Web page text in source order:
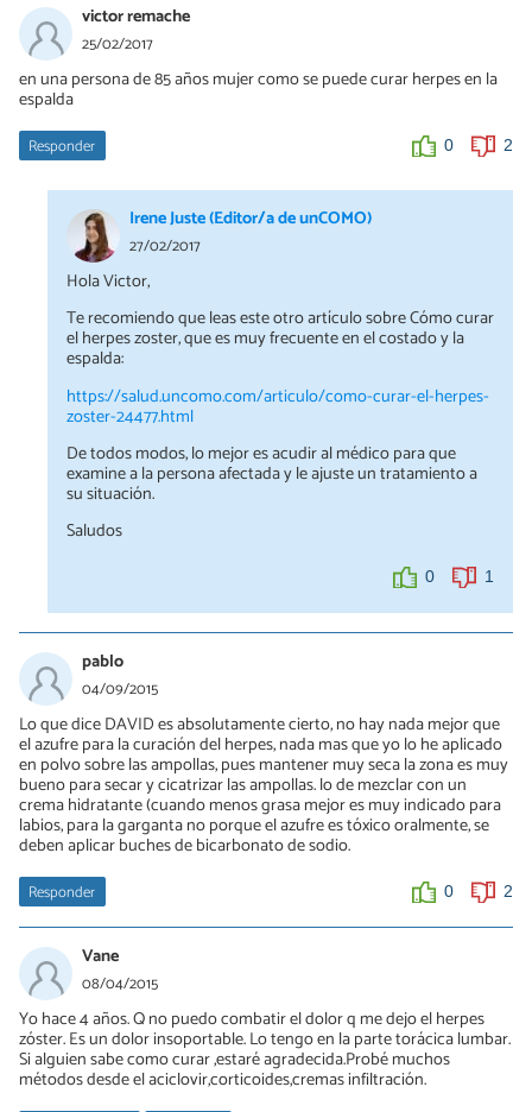
victor remache
25/02/2017
en una persona de 85 años mujer como se puede curar herpes en la
espalda
Responder 0 2
Irene Juste (Editor/a de unCOMO)
27/02/2017
Hola Victor,
Te recomiendo que leas este otro artículo sobre Cómo curar
el herpes zoster, que es muy frecuente en el costado y la
espalda:
https://salud.uncomo.com/articulo/como-curar-el-herpes-
zoster-24477.html
De todos modos, lo mejor es acudir al médico para que
examine a la persona afectada y le ajuste un tratamiento a
su situación.
Saludos
0 1
pablo
04/09/2015
Lo que dice DAVID es absolutamente cierto, no hay nada mejor que
el azufre para la curación del herpes, nada mas que yo lo he aplicado
en polvo sobre las ampollas, pues mantener muy seca la zona es muy
bueno para secar y cicatrizar las ampollas. lo de mezclar con un
crema hidratante (cuando menos grasa mejor es muy indicado para
labios, para la garganta no porque el azufre es tóxico oralmente, se
deben aplicar buches de bicarbonato de sodio.
Responder 0 2
Vane
08/04/2015
Yo hace 4 años. Q no puedo combatir el dolor q me dejo el herpes
zóster. Es un dolor insoportable. Lo tengo en la parte torácica lumbar.
Si alguien sabe como curar ,estaré agradecida.Probé muchos
métodos desde el aciclovir,corticoides,cremas infiltración.